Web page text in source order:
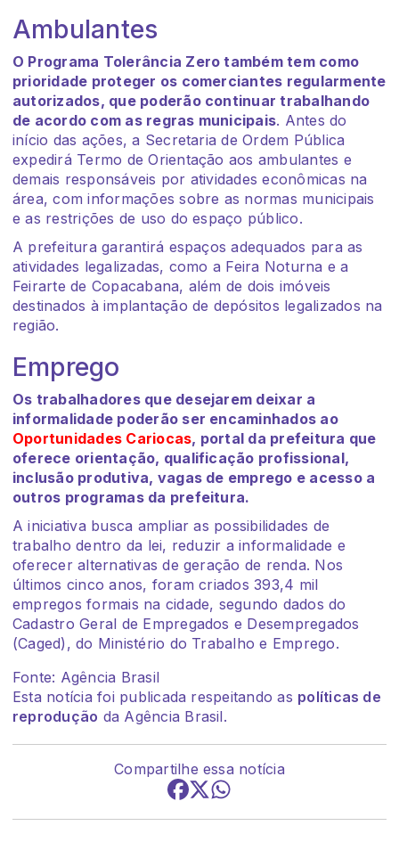
Ambulantes
O Programa Tolerância Zero também tem como
prioridade proteger os comerciantes regularmente
autorizados, que poderão continuar trabalhando
de acordo com as regras municipais. Antes do
início das ações, a Secretaria de Ordem Pública
expedirá Termo de Orientação aos ambulantes e
demais responsáveis por atividades econômicas na
área, com informações sobre as normas municipais
e as restrições de uso do espaço público.
A prefeitura garantirá espaços adequados para as
atividades legalizadas, como a Feira Noturna e a
Feirarte de Copacabana, além de dois imóveis
destinados à implantação de depósitos legalizados na
região.
Emprego
Os trabalhadores que desejarem deixar a
informalidade poderão ser encaminhados ao
Oportunidades Cariocas, portal da prefeitura que
oferece orientação, qualificação profissional,
inclusão produtiva, vagas de emprego e acesso a
outros programas da prefeitura.
A iniciativa busca ampliar as possibilidades de
trabalho dentro da lei, reduzir a informalidade e
oferecer alternativas de geração de renda. Nos
últimos cinco anos, foram criados 393,4 mil
empregos formais na cidade, segundo dados do
Cadastro Geral de Empregados e Desempregados
(Caged), do Ministério do Trabalho e Emprego.
Fonte: Agência Brasil
Esta notícia foi publicada respeitando as políticas de
reprodução da Agência Brasil.
Compartilhe essa notícia